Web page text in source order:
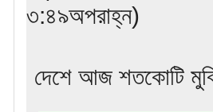
৩:৪৯অপরাহ্ন)
দেশে আজ শতকোটি